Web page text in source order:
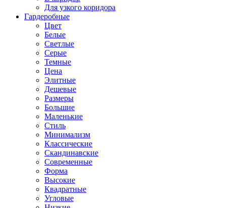
Для узкого коридора
Гардеробные
Цвет
Белые
Светлые
Серые
Темные
Цена
Элитные
Дешевые
Размеры
Большие
Маленькие
Стиль
Минимализм
Классические
Скандинавские
Современные
Форма
Высокие
Квадратные
Угловые